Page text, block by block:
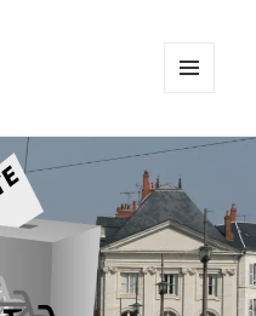
WIDGETS